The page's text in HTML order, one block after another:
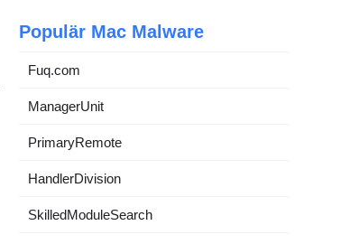
Populär Mac Malware
Fuq.com
ManagerUnit
PrimaryRemote
HandlerDivision
SkilledModuleSearch